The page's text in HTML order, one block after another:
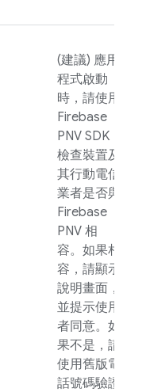
(建議) 應用
程式啟動
時，請使用
Firebase
PNV SDK
檢查裝置及
其行動電信
業者是否與
Firebase
PNV 相
容。如果相
容，請顯示
說明畫面，
並提示使用
者同意。如
果不是，請
使用舊版電
話號碼驗證